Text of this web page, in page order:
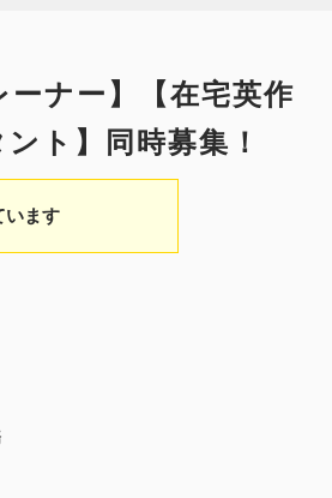
ナー】【在宅英作
ト】同時募集！
います